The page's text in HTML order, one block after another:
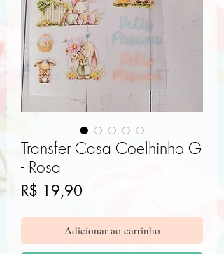
Transfer Casa Coelhinho G
- Rosa
R$ 19,90Preço
Adicionar ao carrinho